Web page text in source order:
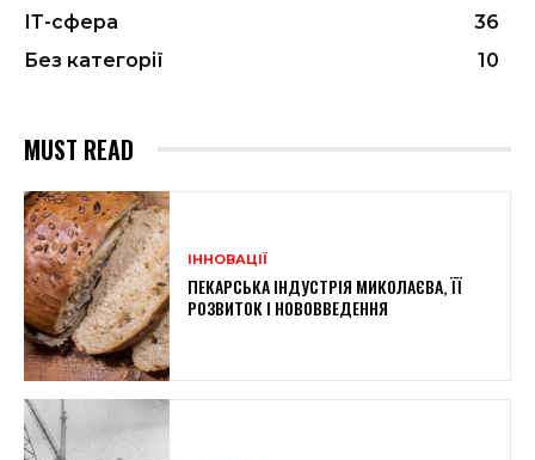
ІТ-сфера
36
Без категорії
10
MUST READ
ІННОВАЦІЇ
ПЕКАРСЬКА ІНДУСТРІЯ МИКОЛАЄВА, ЇЇ
РОЗВИТОК І НОВОВВЕДЕННЯ